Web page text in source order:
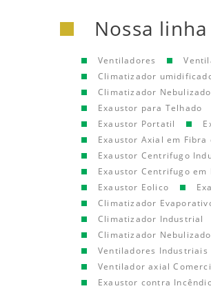
Nossa
Ventiladores
Climatizador
Climatizador
Exaustor para Telhado
Exaustor Portatil
Exaustor Axial em Fibra
Exaustor Centrifugo
Exaustor Centrifugo em
Exaustor Eolico
Climatizador
Climatizador Industrial
Climatizador
Ventiladores Industriais
Ventilador axial
Exaustor contra